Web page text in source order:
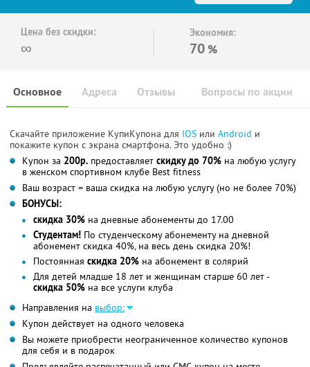
Цена без скидки:
∞
Экономия:
70 %
Основное Отзывы Вопросы по акции
Адреса
Скачайте приложение КупиКупона для IOS или Android и
покажите купон с экрана смартфона. Это удобно :)
Купон за 200р. предоставляет скидку до 70% на любую услугу
в женском спортивном клубе Best fitness
Ваш возраст = ваша скидка на любую услугу (но не более 70%)
БОНУСЫ:
скидка 30% на дневные абонементы до 17.00
Студентам! По студенческому абонементу на дневной
абонемент скидка 40%, на весь день скидка 20%!
Постоянная скидка 20% на абонемент в солярий
Для детей младше 18 лет и женщинам старше 60 лет -
скидка 50% на все услуги клуба
Направления на выбор:
Купон действует на одного человека
Вы можете приобрести неограниченное количество купонов
для себя и в подарок